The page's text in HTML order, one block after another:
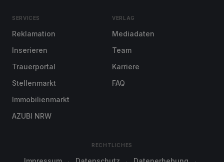
SERVICES
Reklamation
Inserieren
Trauerportal
Stellenmarkt
Immobilienmarkt
AZUBI NRW
VERLAG
Mediadaten
Team
Karriere
FAQ
RECHTLICHES